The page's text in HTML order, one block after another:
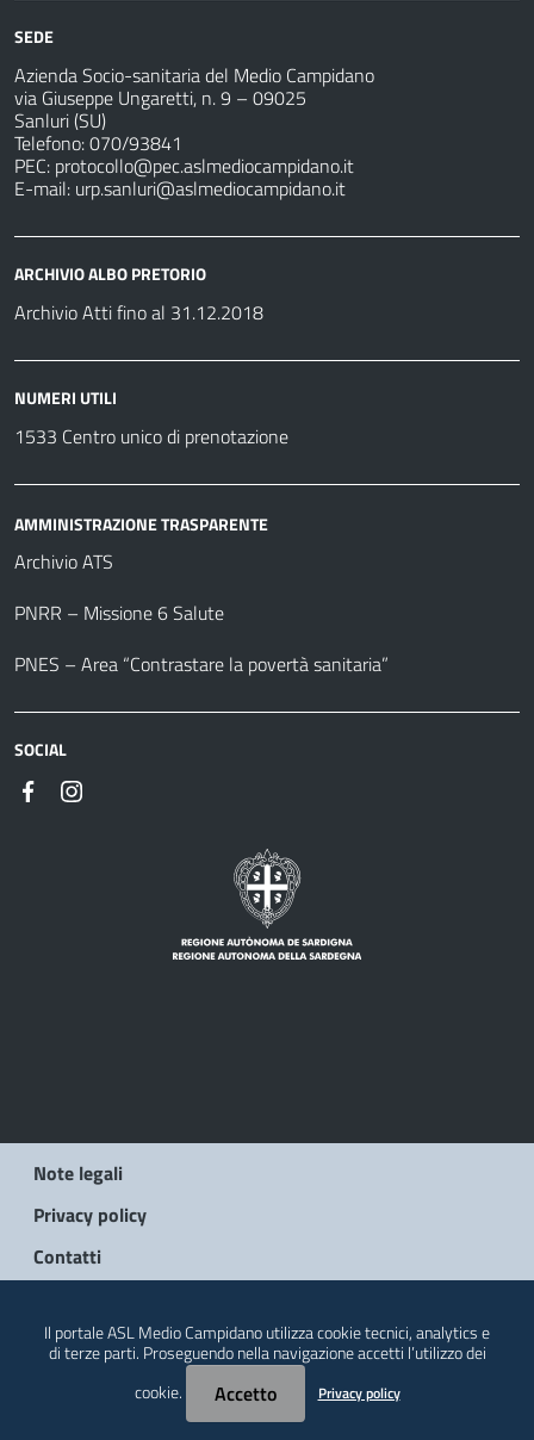
SEDE
Azienda Socio-sanitaria del Medio Campidano
via Giuseppe Ungaretti, n. 9 – 09025
Sanluri (SU)
Telefono: 070/93841
PEC: protocollo@pec.aslmediocampidano.it
E-mail: urp.sanluri@aslmediocampidano.it
ARCHIVIO ALBO PRETORIO
Archivio Atti fino al 31.12.2018
NUMERI UTILI
1533 Centro unico di prenotazione
AMMINISTRAZIONE TRASPARENTE
Archivio ATS
PNRR – Missione 6 Salute
PNES – Area “Contrastare la povertà sanitaria”
SOCIAL
Note legali
Privacy policy
Contatti
Il portale ASL Medio Campidano utilizza cookie tecnici, analytics e
di terze parti. Proseguendo nella navigazione accetti l’utilizzo dei
cookie.
Accetto Privacy policy